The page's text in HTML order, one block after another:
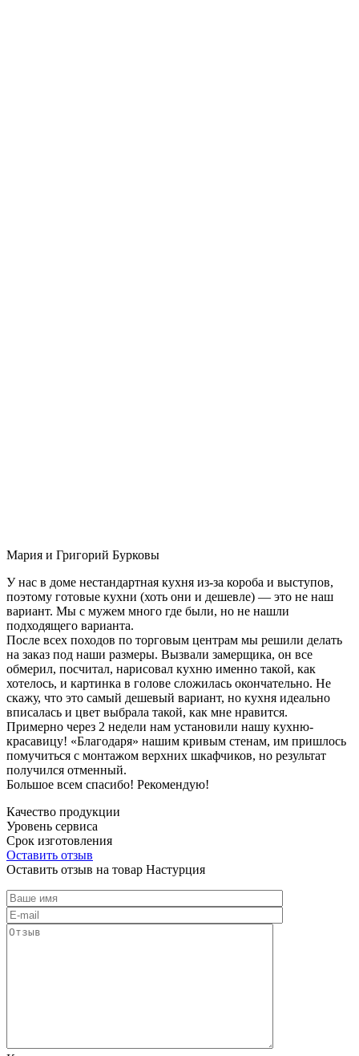
Мария и Григорий Бурковы
У нас в доме нестандартная кухня из-за короба и выступов,
поэтому готовые кухни (хоть они и дешевле) — это не наш
вариант. Мы с мужем много где были, но не нашли
подходящего варианта.
После всех походов по торговым центрам мы решили делать
на заказ под наши размеры. Вызвали замерщика, он все
обмерил, посчитал, нарисовал кухню именно такой, как
хотелось, и картинка в голове сложилась окончательно. Не
скажу, что это самый дешевый вариант, но кухня идеально
вписалась и цвет выбрала такой, как мне нравится.
Примерно через 2 недели нам установили нашу кухню-
красавицу! «Благодаря» нашим кривым стенам, им пришлось
помучиться с монтажом верхних шкафчиков, но результат
получился отменный.
Большое всем спасибо! Рекомендую!
Качество продукции
Уровень сервиса
Срок изготовления
Оставить отзыв
Оставить отзыв на товар Настурция